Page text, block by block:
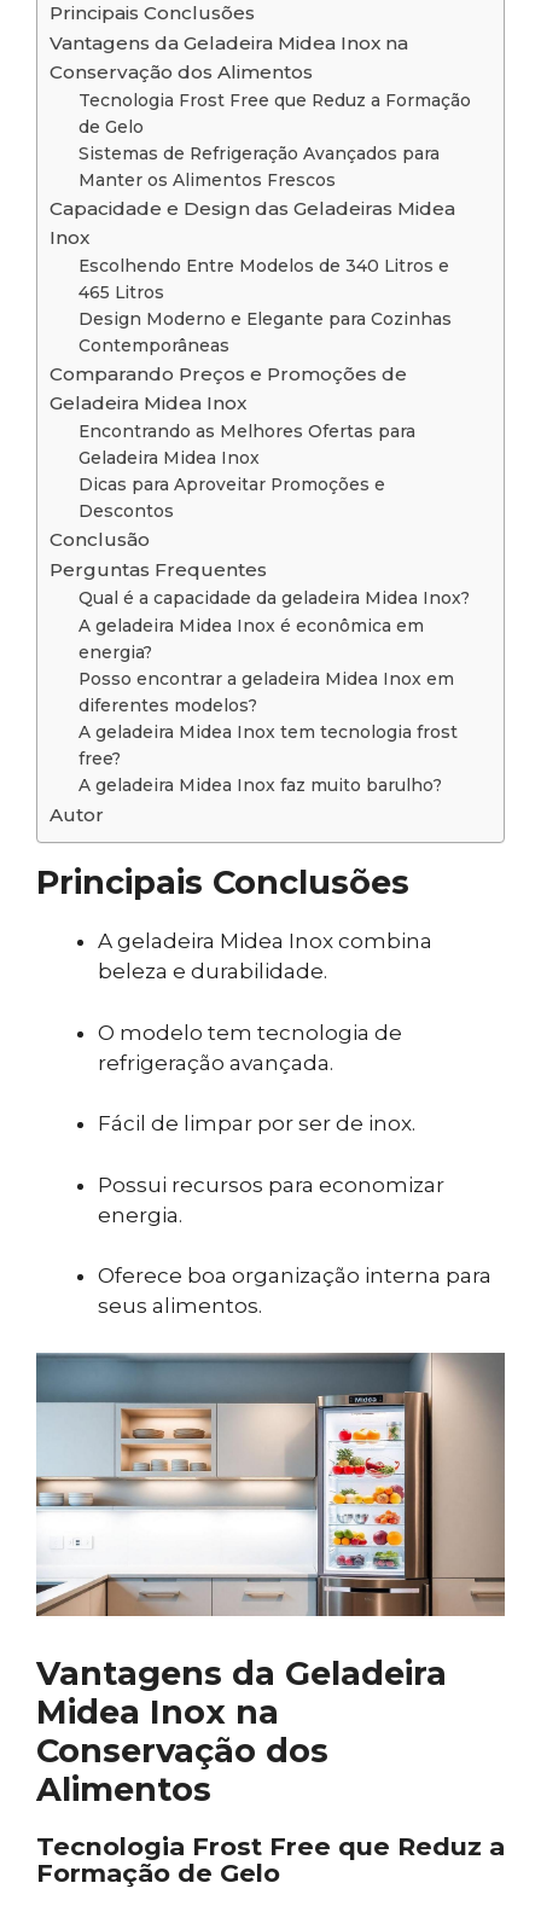
Principais Conclusões
Vantagens da Geladeira Midea Inox na
Conservação dos Alimentos
Tecnologia Frost Free que Reduz a Formação
de Gelo
Sistemas de Refrigeração Avançados para
Manter os Alimentos Frescos
Capacidade e Design das Geladeiras Midea
Inox
Escolhendo Entre Modelos de 340 Litros e
465 Litros
Design Moderno e Elegante para Cozinhas
Contemporâneas
Comparando Preços e Promoções de
Geladeira Midea Inox
Encontrando as Melhores Ofertas para
Geladeira Midea Inox
Dicas para Aproveitar Promoções e
Descontos
Conclusão
Perguntas Frequentes
Qual é a capacidade da geladeira Midea Inox?
A geladeira Midea Inox é econômica em
energia?
Posso encontrar a geladeira Midea Inox em
diferentes modelos?
A geladeira Midea Inox tem tecnologia frost
free?
A geladeira Midea Inox faz muito barulho?
Autor
Principais Conclusões
A geladeira Midea Inox combina
beleza e durabilidade.
O modelo tem tecnologia de
refrigeração avançada.
Fácil de limpar por ser de inox.
Possui recursos para economizar
energia.
Oferece boa organização interna para
seus alimentos.
Vantagens da Geladeira
Midea Inox na
Conservação dos
Alimentos
Tecnologia Frost Free que Reduz a
Formação de Gelo